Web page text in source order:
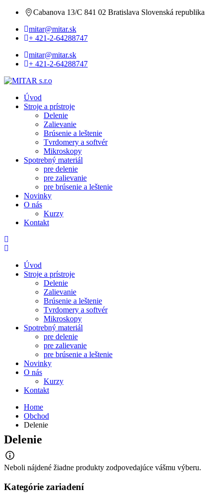
Cabanova 13/C 841 02 Bratislava Slovenská republika
mitar@mitar.sk
+ 421-2-64288747
mitar@mitar.sk
+ 421-2-64288747
Úvod
Stroje a prístroje
Delenie
Zalievanie
Brúsenie a leštenie
Tvrdomery a softvér
Mikroskopy
Spotrebný materiál
pre delenie
pre zalievanie
pre brúsenie a leštenie
Novinky
O nás
Kurzy
Kontakt
Úvod
Stroje a prístroje
Delenie
Zalievanie
Brúsenie a leštenie
Tvrdomery a softvér
Mikroskopy
Spotrebný materiál
pre delenie
pre zalievanie
pre brúsenie a leštenie
Novinky
O nás
Kurzy
Kontakt
Home
Obchod
Delenie
Delenie
Neboli nájdené žiadne produkty zodpovedajúce vášmu výberu.
Kategórie zariadení